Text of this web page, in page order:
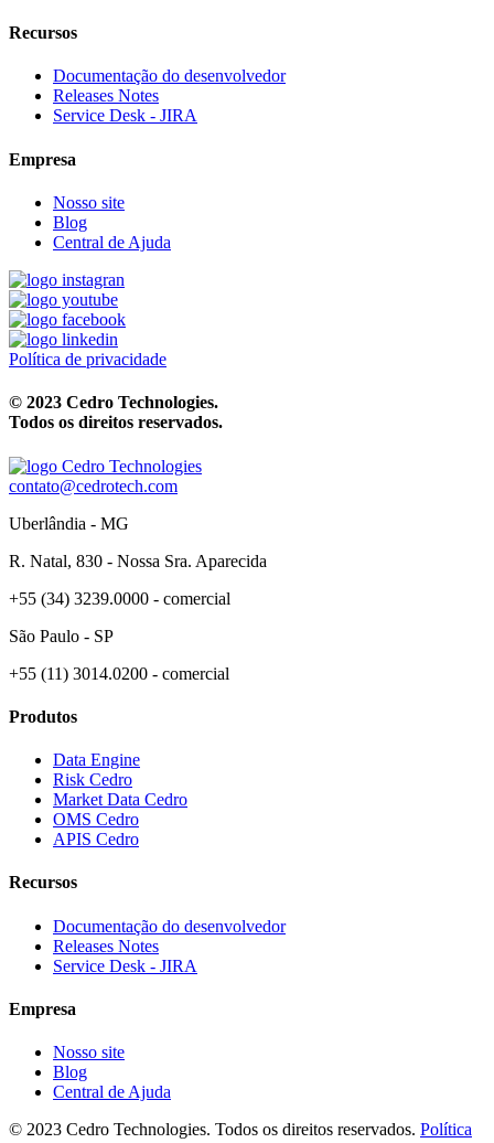
Recursos
Documentação do desenvolvedor
Releases Notes
Service Desk - JIRA
Empresa
Nosso site
Blog
Central de Ajuda
Política de privacidade
© 2023 Cedro Technologies.
Todos os direitos reservados.
contato@cedrotech.com
Uberlândia - MG
R. Natal, 830 - Nossa Sra. Aparecida
+55 (34) 3239.0000 - comercial
São Paulo - SP
+55 (11) 3014.0200 - comercial
Produtos
Data Engine
Risk Cedro
Market Data Cedro
OMS Cedro
APIS Cedro
Recursos
Documentação do desenvolvedor
Releases Notes
Service Desk - JIRA
Empresa
Nosso site
Blog
Central de Ajuda
© 2023 Cedro Technologies. Todos os direitos reservados. Política